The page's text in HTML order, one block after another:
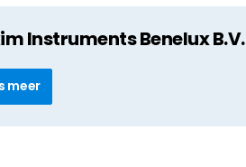
Instruments Benelux B.V.
meer